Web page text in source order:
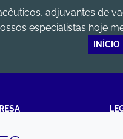
adjuvantes de
especialistas hoje
INÍCIO